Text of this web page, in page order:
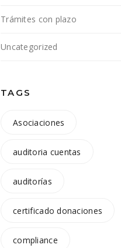
Trámites con plazo
Uncategorized
TAGS
Asociaciones
auditoria cuentas
auditorías
certificado donaciones
compliance